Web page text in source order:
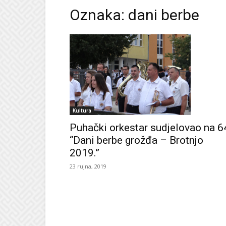
Oznaka: dani berbe
Kultura
Puhački orkestar sudjelovao na
“Dani berbe grožđa – Brotnjo
2019.”
23 rujna, 2019